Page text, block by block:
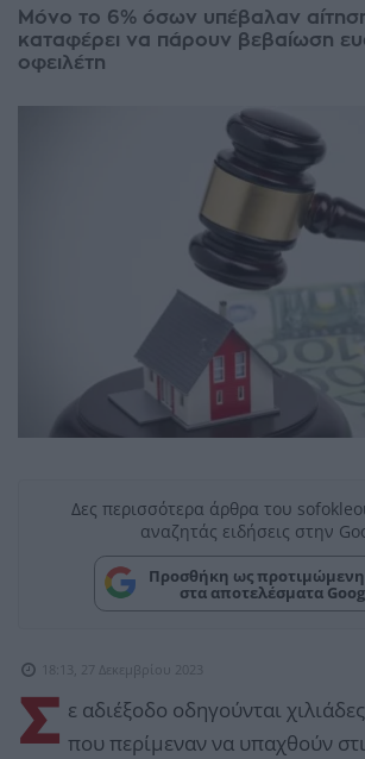
Μόνο το 6% όσων υπέβαλαν
καταφέρει να πάρουν βεβαίωση
οφειλέτη
Δες περισσότερα άρθρα του
αναζητάς ειδήσεις στην
Προσθήκη ως
στα αποτελέσματα
18:13, 27 Δεκεμβρίου 2023
Σ ε αδιέξοδο οδηγούνται
που περίμεναν να υπαχθούν